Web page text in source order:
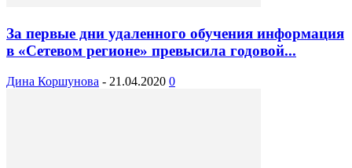
За первые дни удаленного обучения информация
в «Сетевом регионе» превысила годовой...
Дина Коршунова - 21.04.2020 0